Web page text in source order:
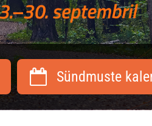
Sündmuste